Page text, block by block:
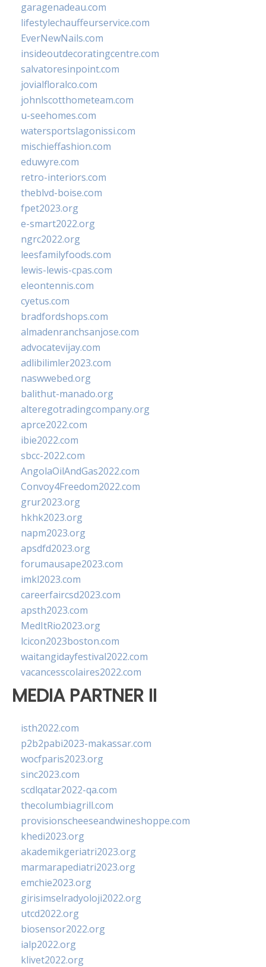
garagenadeau.com
lifestylechauffeurservice.com
EverNewNails.com
insideoutdecoratingcentre.com
salvatoresinpoint.com
jovialfloralco.com
johnlscotthometeam.com
u-seehomes.com
watersportslagonissi.com
mischieffashion.com
eduwyre.com
retro-interiors.com
theblvd-boise.com
fpet2023.org
e-smart2022.org
ngrc2022.org
leesfamilyfoods.com
lewis-lewis-cpas.com
eleontennis.com
cyetus.com
bradfordshops.com
almadenranchsanjose.com
advocatevijay.com
adlibilimler2023.com
naswwebed.org
balithut-manado.org
alteregotradingcompany.org
aprce2022.com
ibie2022.com
sbcc-2022.com
AngolaOilAndGas2022.com
Convoy4Freedom2022.com
grur2023.org
hkhk2023.org
napm2023.org
apsdfd2023.org
forumausape2023.com
imkl2023.com
careerfaircsd2023.com
apsth2023.com
MedItRio2023.org
lcicon2023boston.com
waitangidayfestival2022.com
vacancesscolaires2022.com
MEDIA PARTNER II
isth2022.com
p2b2pabi2023-makassar.com
wocfparis2023.org
sinc2023.com
scdlqatar2022-qa.com
thecolumbiagrill.com
provisionscheeseandwineshoppe.com
khedi2023.org
akademikgeriatri2023.org
marmarapediatri2023.org
emchie2023.org
girisimselradyoloji2022.org
utcd2022.org
biosensor2022.org
ialp2022.org
klivet2022.org